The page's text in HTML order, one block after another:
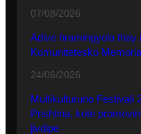
07/08/2026
Adive hramingyola thay
Komunitetesko
24/06/2026
Multikulturuno Festivali
Prishtina, kote
jivdipe